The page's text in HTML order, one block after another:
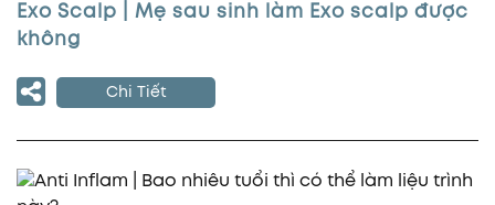
Exo Scalp | Mẹ sau sinh làm Exo scalp được
không
Chi Tiết